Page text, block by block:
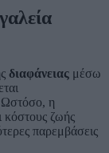
διαφάνειας μέσω
Ωστόσο, η
κόστους ζωής
παρεμβάσεις